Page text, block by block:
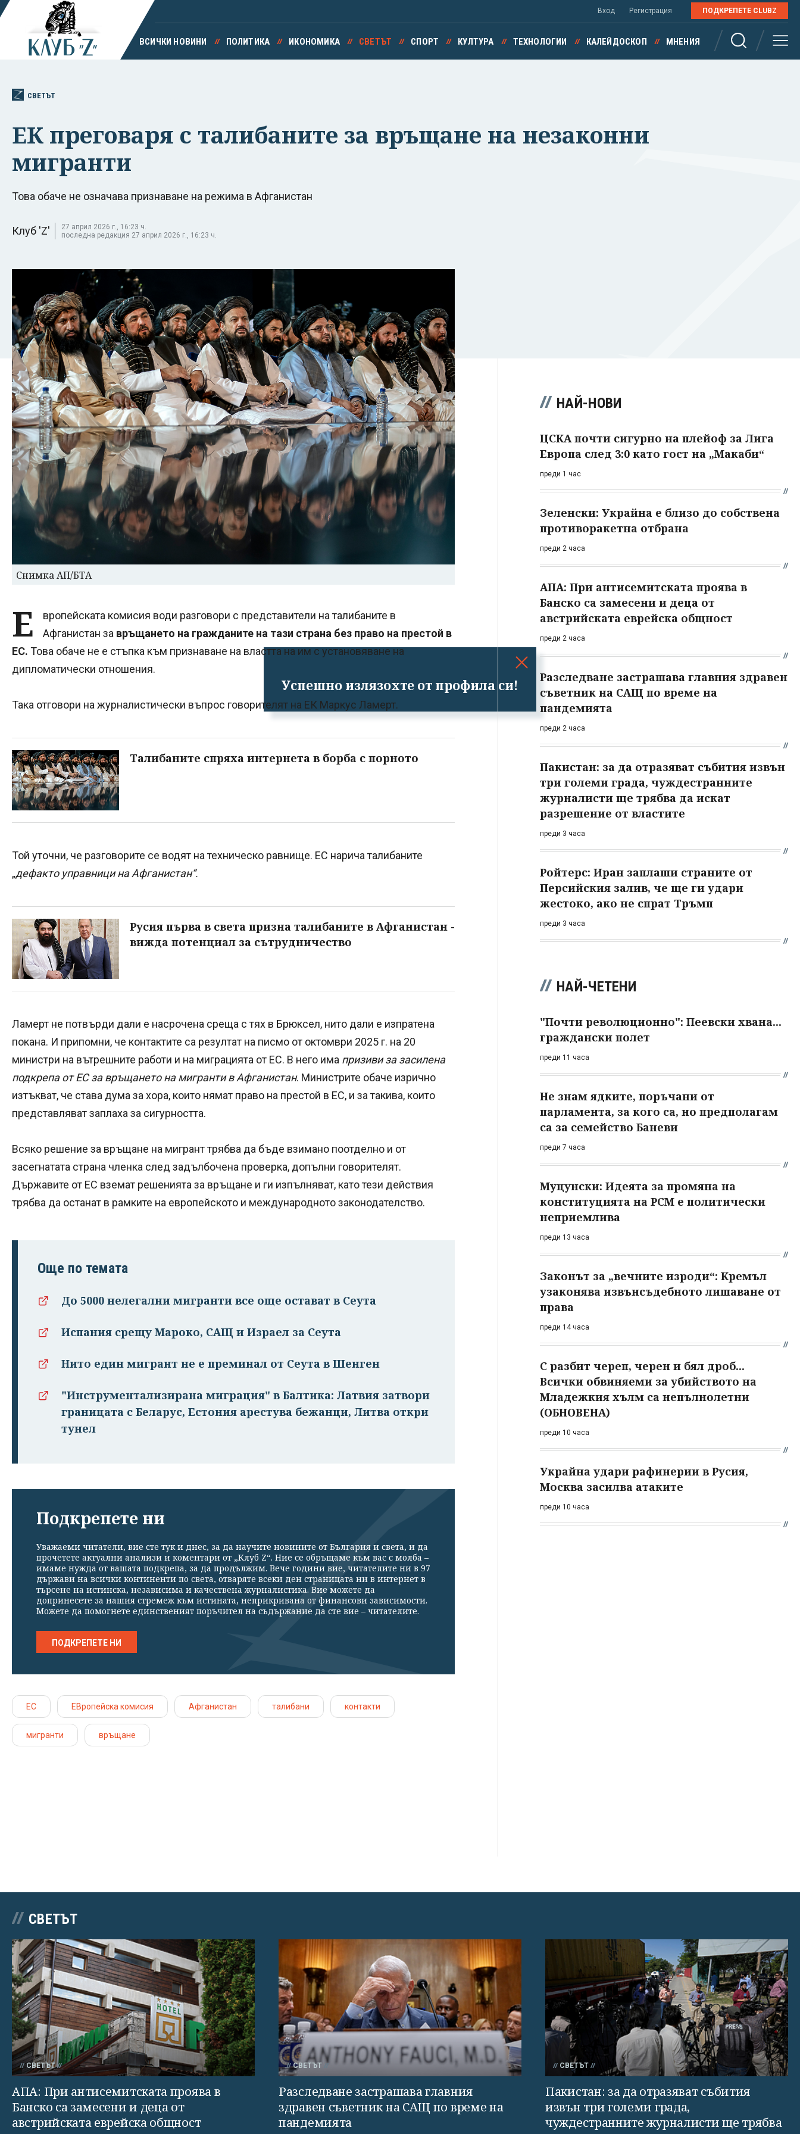
Успешно излязохте от профила си!
Вход Регистрация ПОДКРЕПЕТЕ CLUBZ
ВСИЧКИ НОВИНИ ПОЛИТИКА ИКОНОМИКА СВЕТЪТ СПОРТ КУЛТУРА ТЕХНОЛОГИИ КАЛЕЙДОСКОП МНЕНИЯ
СВЕТЪТ
ЕК преговаря с талибаните за връщане на незаконни
мигранти
Това обаче не означава признаване на режима в Афганистан
Клуб 'Z'
27 април 2026 г., 16:23 ч.
последна редакция 27 април 2026 г., 16:23 ч.
Снимка АП/БТА
Е
вропейската комисия води разговори с представители на талибаните в
Афганистан за връщането на гражданите на тази страна без право на престой в
ЕС. Това обаче не е стъпка към признаване на властта на им с установяване на
дипломатически отношения.
Така отговори на журналистически въпрос говорителят на ЕК Маркус Ламерт.
Талибаните спряха интернета в борба с порното
Той уточни, че разговорите се водят на техническо равнище. ЕС нарича талибаните
„дефакто управници на Афганистан“.
Русия първа в света призна талибаните в Афганистан -
вижда потенциал за сътрудничество
Ламерт не потвърди дали е насрочена среща с тях в Брюксел, нито дали е изпратена
покана. И припомни, че контактите са резултат на писмо от октомври 2025 г. на 20
министри на вътрешните работи и на миграцията от ЕС. В него има призиви за засилена
подкрепа от ЕС за връщането на мигранти в Афганистан. Министрите обаче изрично
изтъкват, че става дума за хора, които нямат право на престой в ЕС, и за такива, които
представляват заплаха за сигурността.
Всяко решение за връщане на мигрант трябва да бъде взимано поотделно и от
засегнатата страна членка след задълбочена проверка, допълни говорителят.
Държавите от ЕС вземат решенията за връщане и ги изпълняват, като тези действия
трябва да останат в рамките на европейското и международното законодателство.
Още по темата
До 5000 нелегални мигранти все още остават в Сеута
Испания срещу Мароко, САЩ и Израел за Сеута
Нито един мигрант не е преминал от Сеута в Шенген
"Инструментализирана миграция" в Балтика: Латвия затвори
границата с Беларус, Естония арестува бежанци, Литва откри
тунел
Подкрепете ни
Уважаеми читатели, вие сте тук и днес, за да научите новините от България и света, и да
прочетете актуални анализи и коментари от „Клуб Z“. Ние се обръщаме към вас с молба –
имаме нужда от вашата подкрепа, за да продължим. Вече години вие, читателите ни в 97
държави на всички континенти по света, отваряте всеки ден страницата ни в интернет в
търсене на истинска, независима и качествена журналистика. Вие можете да
допринесете за нашия стремеж към истината, неприкривана от финансови зависимости.
Можете да помогнете единственият поръчител на съдържание да сте вие – читателите.
ПОДКРЕПЕТЕ НИ
ЕС ЕВропейска комисия Афганистан талибани контакти
мигранти връщане
НАЙ-НОВИ
ЦСКА почти сигурно на плейоф за Лига
Европа след 3:0 като гост на „Макаби“
преди 1 час
Зеленски: Украйна е близо до собствена
противоракетна отбрана
преди 2 часа
АПА: При антисемитската проява в
Банско са замесени и деца от
австрийската еврейска общност
преди 2 часа
Разследване застрашава главния здравен
съветник на САЩ по време на
пандемията
преди 2 часа
Пакистан: за да отразяват събития извън
три големи града, чуждестранните
журналисти ще трябва да искат
разрешение от властите
преди 3 часа
Ройтерс: Иран заплаши страните от
Персийския залив, че ще ги удари
жестоко, ако не спрат Тръмп
преди 3 часа
НАЙ-ЧЕТЕНИ
"Почти революционно": Пеевски хвана...
граждански полет
преди 11 часа
Не знам ядките, поръчани от
парламента, за кого са, но предполагам
са за семейство Баневи
преди 7 часа
Муцунски: Идеята за промяна на
конституцията на РСМ е политически
неприемлива
преди 13 часа
Законът за „вечните изроди“: Кремъл
узаконява извънсъдебното лишаване от
права
преди 14 часа
С разбит череп, черен и бял дроб...
Всички обвиняеми за убийството на
Младежкия хълм са непълнолетни
(ОБНОВЕНА)
преди 10 часа
Украйна удари рафинерии в Русия,
Москва засилва атаките
преди 10 часа
СВЕТЪТ
СВЕТЪТ
АПА: При антисемитската проява в
Банско са замесени и деца от
австрийската еврейска общност
СВЕТЪТ
Разследване застрашава главния
здравен съветник на САЩ по време на
пандемията
СВЕТЪТ
Пакистан: за да отразяват събития
извън три големи града,
чуждестранните журналисти ще трябва